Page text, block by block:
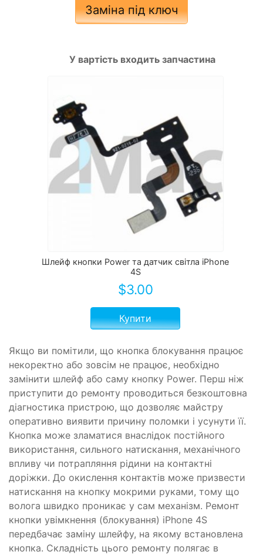
Заміна під ключ
У вартість входить запчастина
Шлейф кнопки Power та датчик світла iPhone
4S
$3.00
Купити
Якщо ви помітили, що кнопка блокування працює
некоректно або зовсім не працює, необхідно
замінити шлейф або саму кнопку Power. Перш ніж
приступити до ремонту проводиться безкоштовна
діагностика пристрою, що дозволяє майстру
оперативно виявити причину поломки і усунути її.
Кнопка може зламатися внаслідок постійного
використання, сильного натискання, механічного
впливу чи потрапляння рідини на контактні
доріжки. До окислення контактів може призвести
натискання на кнопку мокрими руками, тому що
волога швидко проникає у сам механізм. Ремонт
кнопки увімкнення (блокування) iPhone 4S
передбачає заміну шлейфу, на якому встановлена ​​
кнопка. Складність цього ремонту полягає в